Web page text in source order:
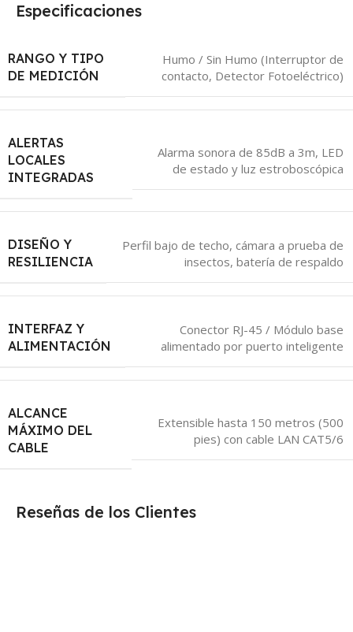
Especificaciones
RANGO Y TIPO
DE MEDICIÓN
Humo / Sin Humo (Interruptor de
contacto, Detector Fotoeléctrico)
ALERTAS
LOCALES
INTEGRADAS
Alarma sonora de 85dB a 3m, LED
de estado y luz estroboscópica
DISEÑO Y
RESILIENCIA
Perfil bajo de techo, cámara a prueba de
insectos, batería de respaldo
INTERFAZ Y
ALIMENTACIÓN
Conector RJ-45 / Módulo base
alimentado por puerto inteligente
ALCANCE
MÁXIMO DEL
CABLE
Extensible hasta 150 metros (500
pies) con cable LAN CAT5/6
Reseñas de los Clientes